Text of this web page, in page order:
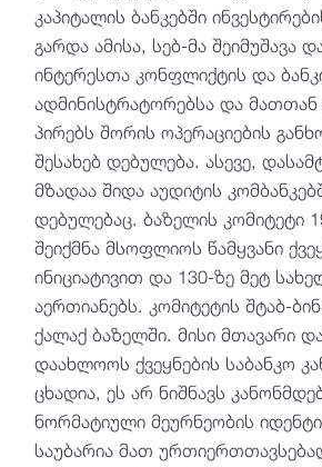
კაპიტალის ბანკებში
გარდა ამისა, სებ-მა შეიმუშავა
ინტერესთა კონფლიქტის და
ადმინისტრატორებსა და
პირებს შორის ოპერაციების
შესახებ დებულება. ასევე,
მზადაა შიდა აუდიტის
დებულებაც. ბაზელის კომიტეტი
შეიქმნა მსოფლიოს წამყვანი
ინიციატივით და 130-ზე მეტ
აერთიანებს. კომიტეტის შტაბ-
ქალაქ ბაზელში. მისი მთავარი
დაახლოოს ქვეყნების საბანკო
ცხადია, ეს არ ნიშნავს
ნორმატიული მეურნეობის
საუბარია მათ